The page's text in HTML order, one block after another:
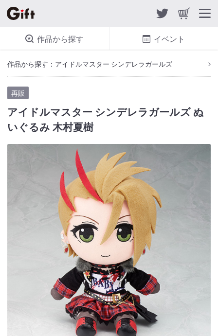
作品から探す イベント
作品から探す：アイドルマスター シンデレラガールズ
再販
アイドルマスター シンデレラガールズ ぬ
いぐるみ 木村夏樹